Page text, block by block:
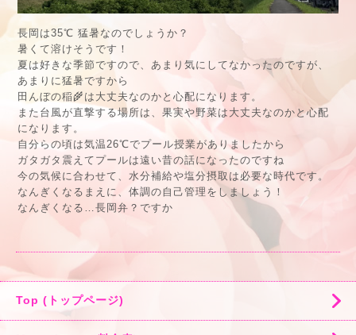
長岡は35℃ 猛暑なのでしょうか？
暑くて溶けそうです！
夏は好きな季節ですので、あまり気にしてなかったのですが、
あまりに猛暑ですから
田んぼの稲🌾は大丈夫なのかと心配になります。
また台風が直撃する場所は、果実や野菜は大丈夫なのかと心配
になります。
自分らの頃は気温26℃でプール授業がありましたから
ガタガタ震えてプールは遠い昔の話になったのですね
今の気候に合わせて、水分補給や塩分摂取は必要な時代です。
なんぎくなるまえに、体調の自己管理をしましょう！
なんぎくなる…長岡弁？ですか
Top (トップページ)